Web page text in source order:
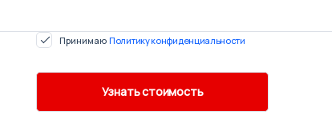
Принимаю Политику конфиденциальности